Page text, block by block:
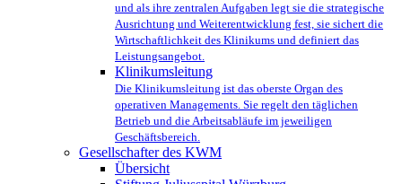
und als ihre zentralen Aufgaben legt sie die strategische
Ausrichtung und Weiterentwicklung fest, sie sichert die
Wirtschaftlichkeit des Klinikums und definiert das
Leistungsangebot.
Klinikumsleitung
Die Klinikumsleitung ist das oberste Organ des
operativen Managements. Sie regelt den täglichen
Betrieb und die Arbeitsabläufe im jeweiligen
Geschäftsbereich.
Gesellschafter des KWM
Übersicht